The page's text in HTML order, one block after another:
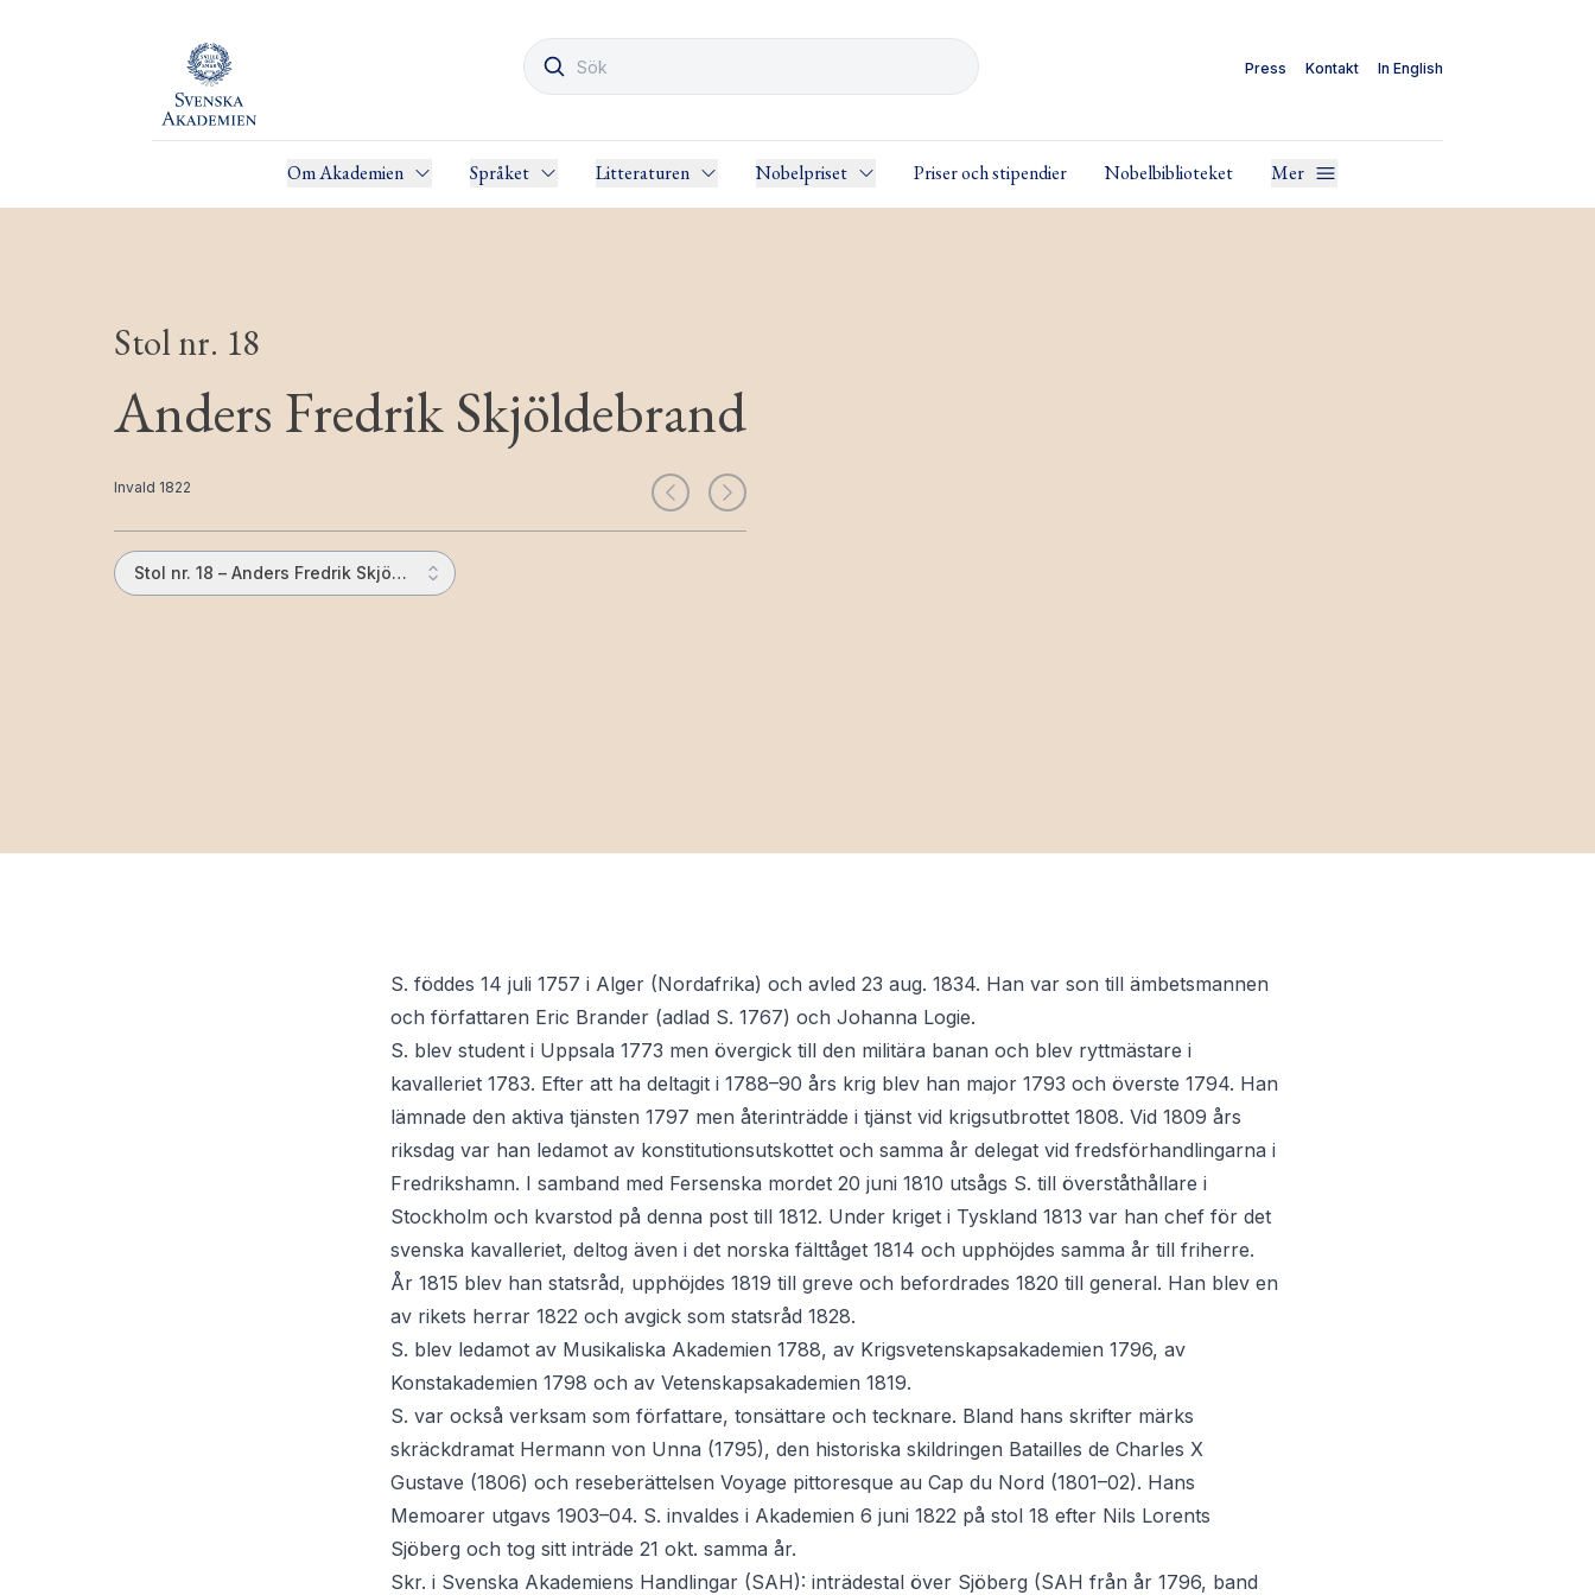
Press Kontakt In English
Om Akademien Språket Litteraturen Nobelpriset Priser och stipendier Nobelbiblioteket Mer
Stol nr. 18
Anders Fredrik Skjöldebrand
Invald 1822
Stol nr. 18 – Anders Fredrik Skjöldebrand
S. föddes 14 juli 1757 i Alger (Nordafrika) och avled 23 aug. 1834. Han var son till ämbetsmannen
och författaren Eric Brander (adlad S. 1767) och Johanna Logie.
S. blev student i Uppsala 1773 men övergick till den militära banan och blev ryttmästare i
kavalleriet 1783. Efter att ha deltagit i 1788–90 års krig blev han major 1793 och överste 1794. Han
lämnade den aktiva tjänsten 1797 men återinträdde i tjänst vid krigsutbrottet 1808. Vid 1809 års
riksdag var han ledamot av konstitutionsutskottet och samma år delegat vid fredsförhandlingarna i
Fredrikshamn. I samband med Fersenska mordet 20 juni 1810 utsågs S. till överståthållare i
Stockholm och kvarstod på denna post till 1812. Under kriget i Tyskland 1813 var han chef för det
svenska kavalleriet, deltog även i det norska fälttåget 1814 och upphöjdes samma år till friherre.
År 1815 blev han statsråd, upphöjdes 1819 till greve och befordrades 1820 till general. Han blev en
av rikets herrar 1822 och avgick som statsråd 1828.
S. blev ledamot av Musikaliska Akademien 1788, av Krigsvetenskapsakademien 1796, av
Konstakademien 1798 och av Vetenskapsakademien 1819.
S. var också verksam som författare, tonsättare och tecknare. Bland hans skrifter märks
skräckdramat Hermann von Unna (1795), den historiska skildringen Batailles de Charles X
Gustave (1806) och reseberättelsen Voyage pittoresque au Cap du Nord (1801–02). Hans
Memoarer utgavs 1903–04. S. invaldes i Akademien 6 juni 1822 på stol 18 efter Nils Lorents
Sjöberg och tog sitt inträde 21 okt. samma år.
Skr. i Svenska Akademiens Handlingar (SAH): inträdestal över Sjöberg (SAH från år 1796, band